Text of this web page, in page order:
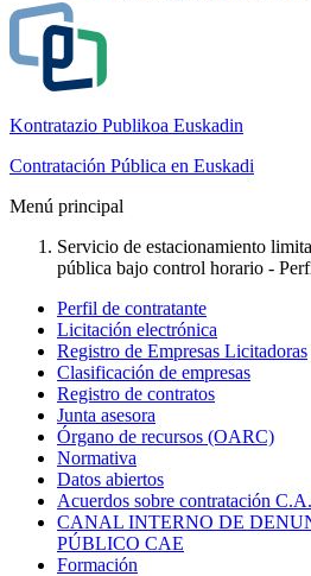
Kontratazio Publikoa Euskadin
Contratación Pública en Euskadi
Menú principal
Servicio de estacionamiento
pública bajo control horario -
Perfil de contratante
Licitación electrónica
Registro de Empresas Licitadoras
Clasificación de empresas
Registro de contratos
Junta asesora
Órgano de recursos (OARC)
Normativa
Datos abiertos
Acuerdos sobre contratación
CANAL INTERNO DE
PÚBLICO CAE
Formación